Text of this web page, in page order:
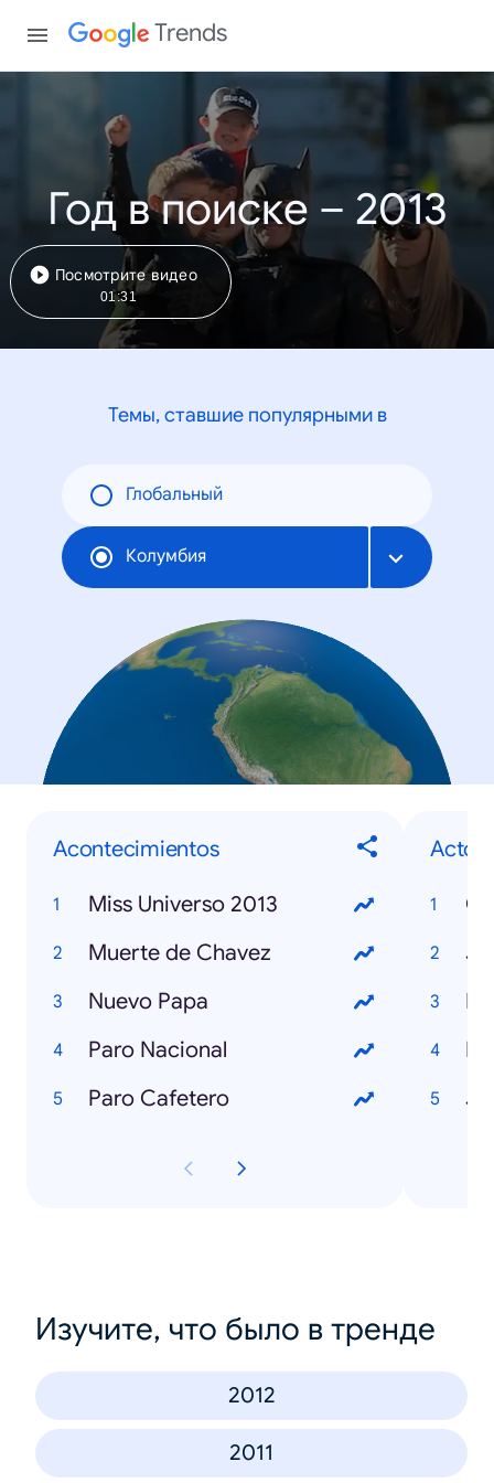
Trends
Год в поиске – 2013
Посмотрите видео
01:31
Темы, ставшие популярными в
Глобальный
Колумбия
Acontecimientos
Miss Universo 2013
Muerte de Chavez
Nuevo Papa
Paro Nacional
Paro Cafetero
Изучите, что было в тренде
2012
2011